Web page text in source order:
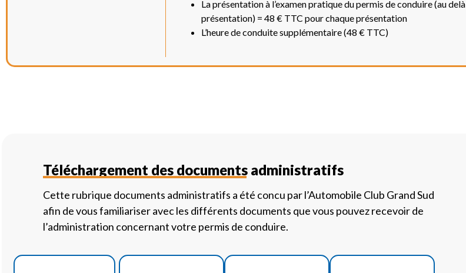
La présentation à l’examen pratique du permis de conduire (au
présentation) = 48 € TTC pour chaque présentation
L’heure de conduite supplémentaire (48 € TTC)
Téléchargement des documents administratifs
Cette rubrique documents administratifs a été concu par l’Automobile Club Grand Sud
afin de vous familiariser avec les différents documents que vous pouvez recevoir de
l’administration concernant votre permis de conduire.